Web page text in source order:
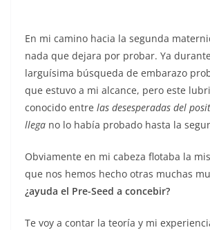
En mi camino hacia la segunda
nada que dejara por probar. Ya
larguísima búsqueda de embarazo
que estuvo a mi alcance, pero este
conocido entre las desesperadas del
llega no lo había probado hasta la
Obviamente en mi cabeza flotaba la
que nos hemos hecho otras muchas
¿ayuda el Pre-Seed a concebir?
Te voy a contar la teoría y mi